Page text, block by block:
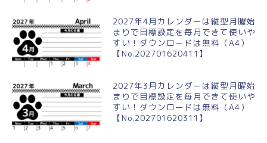
2027年4月カレンダーは縦型月曜始
まりで目標設定を毎月できて使いや
すい！ダウンロードは無料（A4）
【No.202701620411】
2027年3月カレンダーは縦型月曜始
まりで目標設定を毎月できて使いや
すい！ダウンロードは無料（A4）
【No.202701620311】